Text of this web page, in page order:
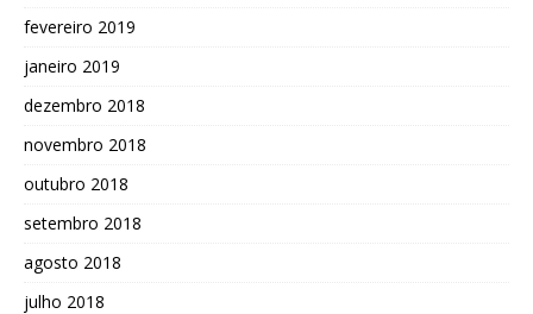
fevereiro 2019
janeiro 2019
dezembro 2018
novembro 2018
outubro 2018
setembro 2018
agosto 2018
julho 2018